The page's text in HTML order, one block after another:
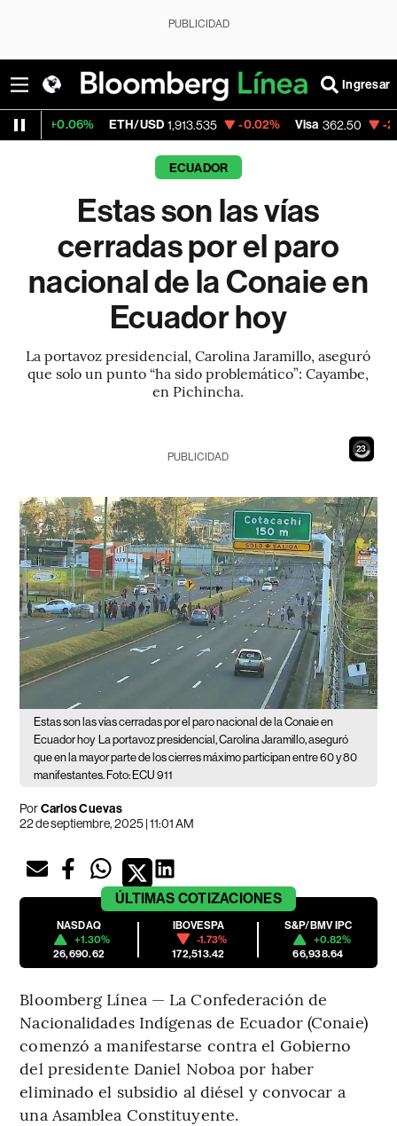
PUBLICIDAD
Ingresar
ETH/USD 1,913.535 -0.02% Visa 362.50 -2.15%
ECUADOR
Estas son las vías
cerradas por el paro
nacional de la Conaie en
Ecuador hoy
La portavoz presidencial, Carolina Jaramillo, aseguró
que solo un punto “ha sido problemático”: Cayambe,
en Pichincha.
21
PUBLICIDAD
Estas son las vías cerradas por el paro nacional de la Conaie en
Ecuador hoy La portavoz presidencial, Carolina Jaramillo, aseguró
que en la mayor parte de los cierres máximo participan entre 60 y 80
manifestantes. Foto: ECU 911
PorCarlos Cuevas
22 de septiembre, 2025 | 11:01 AM
ÚLTIMAS COTIZACIONES
NASDAQ
+1.30%
26,690.62
IBOVESPA
-1.73%
172,513.42
S&P/BMV IPC
+0.82%
66,938.64
Bloomberg Línea — La Confederación de
Nacionalidades Indígenas de Ecuador (Conaie)
comenzó a manifestarse contra el Gobierno
del presidente Daniel Noboa por haber
eliminado el subsidio al diésel y convocar a
una Asamblea Constituyente.